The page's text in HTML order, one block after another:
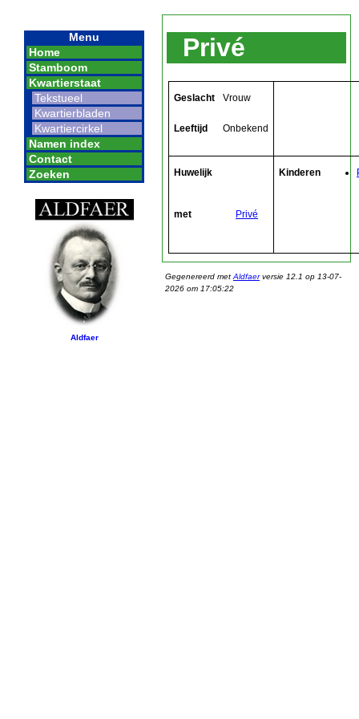
Menu
Home
Stamboom
Kwartierstaat
Tekstueel
Kwartierbladen
Kwartiercirkel
Namen index
Contact
Zoeken
Aldfaer
Privé
Geslacht Vrouw
Leeftijd Onbekend
Huwelijk
met Privé
Kinderen
Gegenereerd met Aldfaerversie 12.1 op 13-07-
2026 om 17:05:22